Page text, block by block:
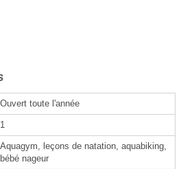
Ouvert toute l'année
1
Aquagym, leçons de natation, aquabiking,
bébé nageur